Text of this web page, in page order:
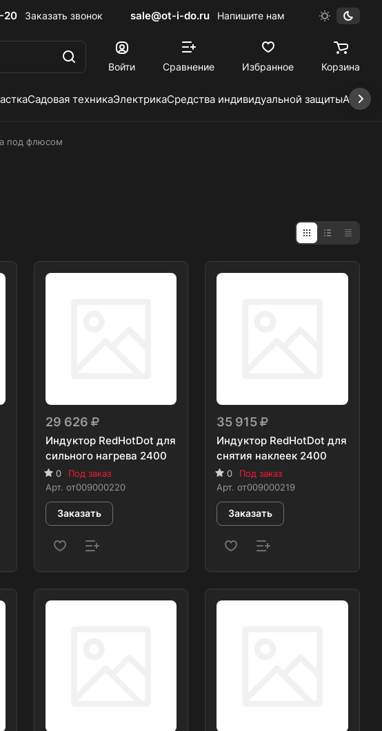
20 Заказать звонок sale@ot-i-do.ru Напишите нам
Войти Сравнение Избранное Корзина
Садовая техникаЭлектрикаСредства индивидуальной защиты
под флюсом
29 626
Индуктор RedHotDot для
сильного нагрева 2400
0
Под заказ
Арт. от009000220
Заказать
35 915
Индуктор RedHotDot для
снятия наклеек 2400
0
Под заказ
Арт.от009000219
Заказать